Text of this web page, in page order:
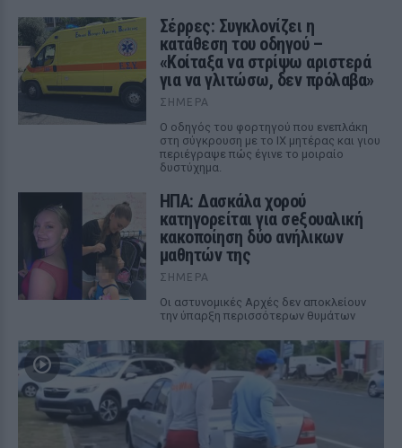
Σέρρες: Συγκλονίζει η
κατάθεση του οδηγού –
«Κοίταξα να στρίψω αριστερά
για να γλιτώσω, δεν πρόλαβα»
ΣΉΜΕΡΑ
Ο οδηγός του φορτηγού που ενεπλάκη
στη σύγκρουση με το ΙΧ μητέρας και γιου
περιέγραψε πώς έγινε το μοιραίο
δυστύχημα.
ΗΠΑ: Δασκάλα χορού
κατηγορείται για σeξουαλική
κακοποίηση δύο ανήλικων
μαθητών της
ΣΉΜΕΡΑ
Οι αστυνομικές Αρχές δεν αποκλείουν
την ύπαρξη περισσότερων θυμάτων